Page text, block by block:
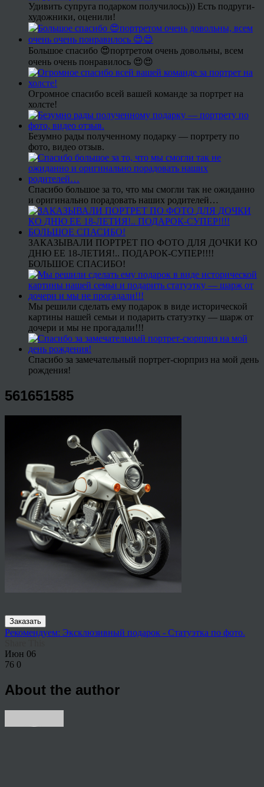
Удивить супруга подарком получилось))) Есть подруги-
художники, оценили!
Большое спасибо 😍портретом очень довольны, всем
очень очень понравилось 😍😍
Огромное спасибо всей вашей команде за портрет на
холсте!
Безумно рады полученному подарку — портрету по
фото, видео отзыв.
Спасибо большое за то, что мы смогли так не ожиданно
и оригинально порадовать наших родителей…
ЗАКАЗЫВАЛИ ПОРТРЕТ ПО ФОТО ДЛЯ ДОЧКИ КО
ДНЮ ЕЕ 18-ЛЕТИЯ!.. ПОДАРОК-СУПЕР!!!!
БОЛЬШОЕ СПАСИБО!
Мы решили сделать ему подарок в виде исторической
картины нашей семьи и подарить статуэтку — шарж от
дочери и мы не прогадали!!!
Спасибо за замечательный портрет-сюрприз на мой день
рождения!
561651585
Заказать
Рекомендуем: Эксклюзивный подарок - Статуэтка по фото.
Июн 06
76 0
About the author